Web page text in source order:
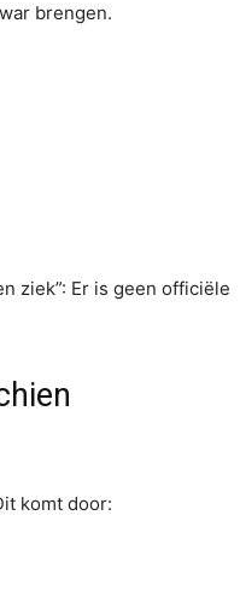
brengen.
ziek”: Er is geen officiële
komt door: